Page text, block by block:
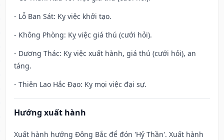
- Lỗ Ban Sát: Kỵ việc khởi tạo.
- Không Phòng: Kỵ việc giá thú (cưới hỏi).
- Dương Thác: Kỵ việc xuất hành, giá thú (cưới hỏi), an
táng.
- Thiên Lao Hắc Đạo: Kỵ mọi việc đại sự.
Hướng xuất hành
Xuất hành hướng Đông Bắc để đón 'Hỷ Thần'. Xuất hành